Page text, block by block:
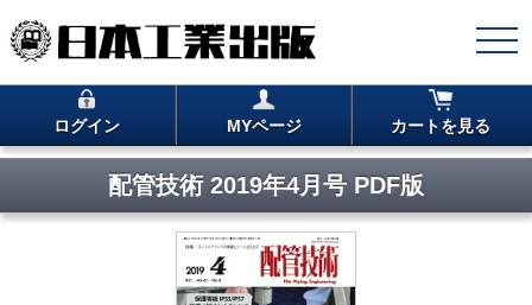
ログイン MYページ カートを見る
配管技術 2019年4月号 PDF版